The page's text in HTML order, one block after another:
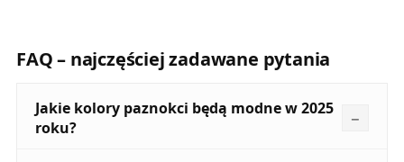
FAQ – najczęściej zadawane pytania
Jakie kolory paznokci będą modne w 2025
roku?